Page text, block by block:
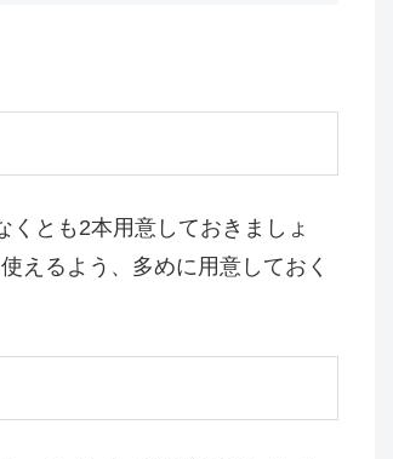
とも2本用意しておきましょ
えるよう、多めに用意しておく